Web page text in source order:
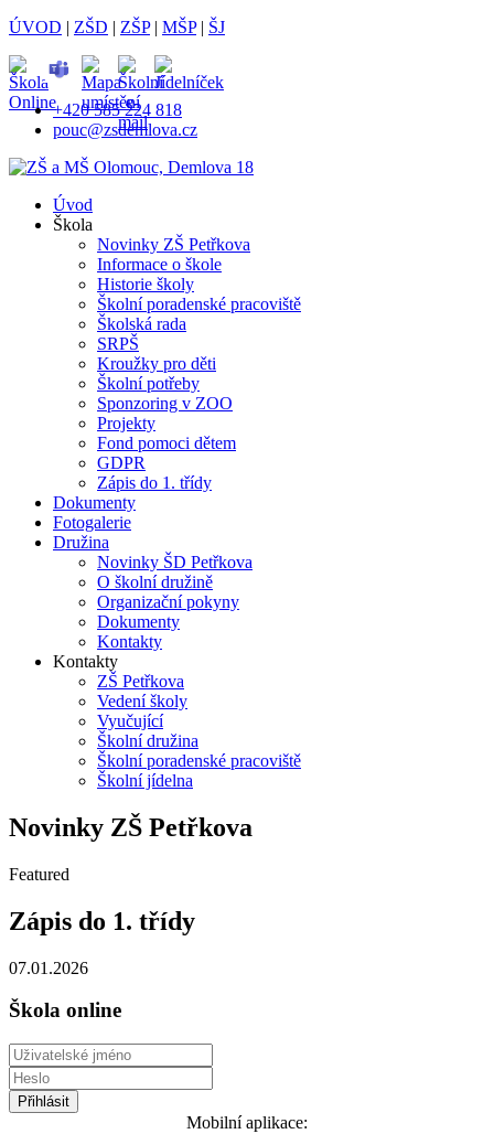
ÚVOD | ZŠD | ZŠP| MŠP| ŠJ
+420 585 224 818
pouc@zsdemlova.cz
Úvod
Škola
Novinky ZŠ Petřkova
Informace o škole
Historie školy
Školní poradenské pracoviště
Školská rada
SRPŠ
Kroužky pro děti
Školní potřeby
Sponzoring v ZOO
Projekty
Fond pomoci dětem
GDPR
Zápis do 1. třídy
Dokumenty
Fotogalerie
Družina
Novinky ŠD Petřkova
O školní družině
Organizační pokyny
Dokumenty
Kontakty
Kontakty
ZŠ Petřkova
Vedení školy
Vyučující
Školní družina
Školní poradenské pracoviště
Školní jídelna
Novinky ZŠ Petřkova
Featured
Zápis do 1. třídy
07.01.2026
Škola online
Mobilní aplikace: